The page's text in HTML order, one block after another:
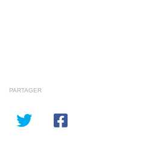
PARTAGER